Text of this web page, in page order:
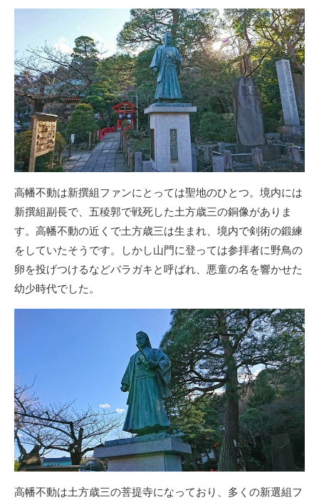
高幡不動は新撰組ファンにとっては聖地のひとつ。境内には
新撰組副長で、五稜郭で戦死した土方歳三の銅像がありま
す。高幡不動の近くで土方歳三は生まれ、境内で剣術の鍛練
をしていたそうです。しかし山門に登っては参拝者に野鳥の
卵を投げつけるなどバラガキと呼ばれ、悪童の名を響かせた
幼少時代でした。
高幡不動は土方歳三の菩提寺になっており、多くの新選組フ